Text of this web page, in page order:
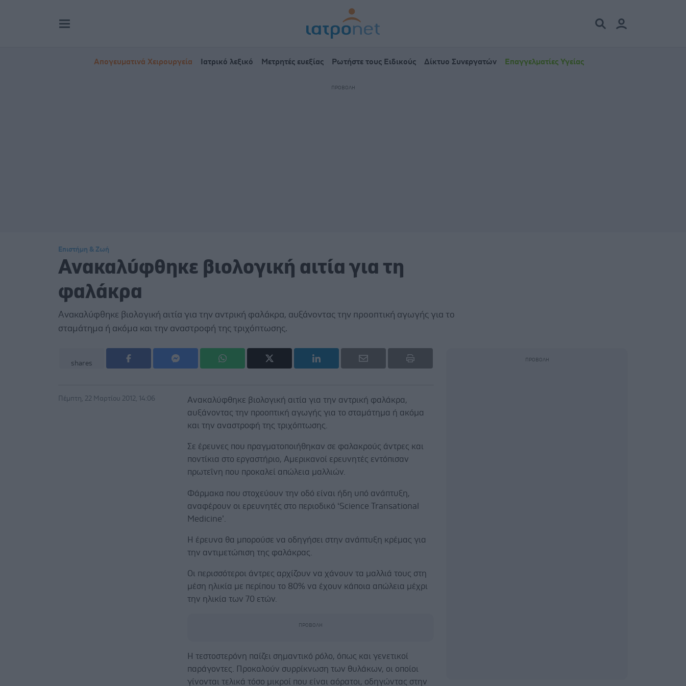
Απογευματινά Χειρουργεία Ιατρικό λεξικό Μετρητές ευεξίας Ρωτήστε τους Ειδικούς Δίκτυο Συνεργατών Επαγγελματίες Υγείας
Επιστήμη & Ζωή
Ανακαλύφθηκε βιολογική αιτία για τη
φαλάκρα
Ανακαλύφθηκε βιολογική αιτία για την αντρική φαλάκρα, αυξάνοντας την προοπτική αγωγής για το
σταμάτημα ή ακόμα και την αναστροφή της τριχόπτωσης.
shares
Πέμπτη, 22 Μαρτίου 2012, 14:06
Ανακαλύφθηκε βιολογική αιτία για την αντρική φαλάκρα,
αυξάνοντας την προοπτική αγωγής για το σταμάτημα ή ακόμα
και την αναστροφή της τριχόπτωσης.
Σε έρευνες που πραγματοποιήθηκαν σε φαλακρούς άντρες και
ποντίκια στο εργαστήριο, Αμερικανοί ερευνητές εντόπισαν
πρωτεΐνη που προκαλεί απώλεια μαλλιών.
Φάρμακα που στοχεύουν την οδό είναι ήδη υπό ανάπτυξη,
αναφέρουν οι ερευνητές στο περιοδικό ‘Science Transational
Medicine’.
Η έρευνα θα μπορούσε να οδηγήσει στην ανάπτυξη κρέμας για
την αντιμετώπιση της φαλάκρας.
Οι περισσότεροι άντρες αρχίζουν να χάνουν τα μαλλιά τους στη
μέση ηλικία με περίπου το 80% να έχουν κάποια απώλεια μέχρι
την ηλικία των 70 ετών.
Η τεστοστερόνη παίζει σημαντικό ρόλο, όπως και γενετικοί
παράγοντες. Προκαλούν συρρίκνωση των θυλάκων, οι οποίοι
γίνονται τελικά τόσο μικροί που είναι αόρατοι, οδηγώντας στην